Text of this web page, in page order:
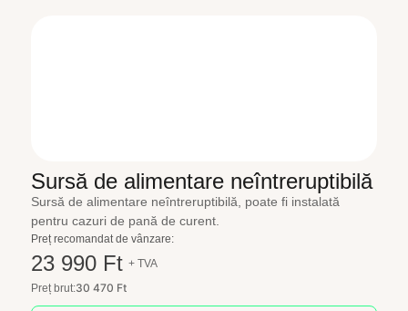
Sursă de alimentare neîntreruptibilă
Sursă de alimentare neîntreruptibilă, poate fi instalată
pentru cazuri de pană de curent.
Preț recomandat de vânzare:
23 990 Ft + TVA
Preț brut:30 470 Ft